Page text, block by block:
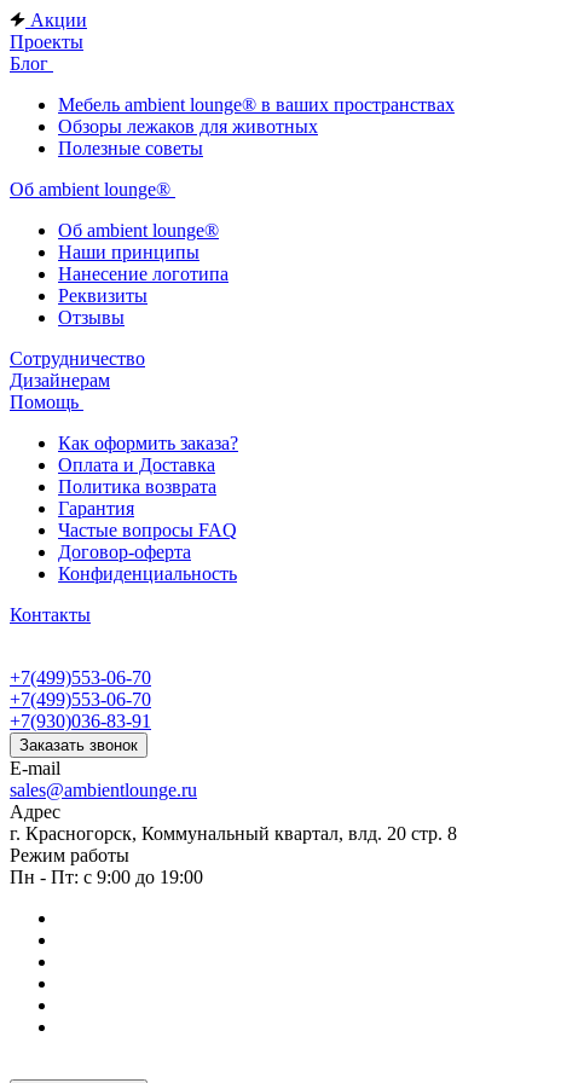
Акции
Проекты
Блог
Мебель ambient lounge® в ваших пространствах
Обзоры лежаков для животных
Полезные советы
Об ambient lounge®
Oб ambient lounge®
Наши принципы
Нанесение логотипа
Реквизиты
Отзывы
Сотрудничество
Дизайнерам
Помощь
Как оформить заказа?
Оплата и Доставка
Политика возврата
Гарантия
Частые вопросы FAQ
Договор-оферта
Конфиденциальность
Контакты
+7(499)553-06-70
+7(499)553-06-70
+7(930)036-83-91
Заказать звонок
E-mail
sales@ambientlounge.ru
Адрес
г. Красногорск, Коммунальный квартал, влд. 20 стр. 8
Режим работы
Пн - Пт: с 9:00 до 19:00